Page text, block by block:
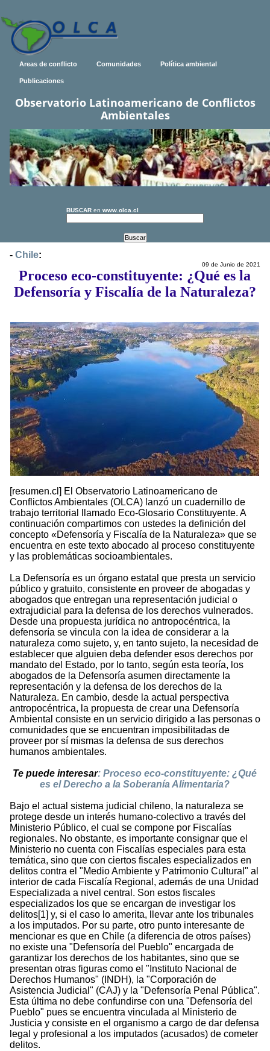
Areas de conflicto Comunidades Política ambiental
Publicaciones
Observatorio Latinoamericano de Conflictos
Ambientales
BUSCAR en www.olca.cl
- Chile:
09 de Junio de 2021
Proceso eco-constituyente: ¿Qué es la
Defensoría y Fiscalía de la Naturaleza?
[resumen.cl] El Observatorio Latinoamericano de
Conflictos Ambientales (OLCA) lanzó un cuadernillo de
trabajo territorial llamado Eco-Glosario Constituyente. A
continuación compartimos con ustedes la definición del
concepto «Defensoría y Fiscalía de la Naturaleza» que se
encuentra en este texto abocado al proceso constituyente
y las problemáticas socioambientales.
La Defensoría es un órgano estatal que presta un servicio
público y gratuito, consistente en proveer de abogadas y
abogados que entregan una representación judicial o
extrajudicial para la defensa de los derechos vulnerados.
Desde una propuesta jurídica no antropocéntrica, la
defensoría se vincula con la idea de considerar a la
naturaleza como sujeto, y, en tanto sujeto, la necesidad de
establecer que alguien deba defender esos derechos por
mandato del Estado, por lo tanto, según esta teoría, los
abogados de la Defensoría asumen directamente la
representación y la defensa de los derechos de la
Naturaleza. En cambio, desde la actual perspectiva
antropocéntrica, la propuesta de crear una Defensoría
Ambiental consiste en un servicio dirigido a las personas o
comunidades que se encuentran imposibilitadas de
proveer por sí mismas la defensa de sus derechos
humanos ambientales.
Te puede interesar: Proceso eco-constituyente: ¿Qué
es el Derecho a la Soberanía Alimentaria?
Bajo el actual sistema judicial chileno, la naturaleza se
protege desde un interés humano-colectivo a través del
Ministerio Público, el cual se compone por Fiscalías
regionales. No obstante, es importante consignar que el
Ministerio no cuenta con Fiscalías especiales para esta
temática, sino que con ciertos fiscales especializados en
delitos contra el "Medio Ambiente y Patrimonio Cultural" al
interior de cada Fiscalía Regional, además de una Unidad
Especializada a nivel central. Son estos fiscales
especializados los que se encargan de investigar los
delitos[1] y, si el caso lo amerita, llevar ante los tribunales
a los imputados. Por su parte, otro punto interesante de
mencionar es que en Chile (a diferencia de otros países)
no existe una "Defensoría del Pueblo" encargada de
garantizar los derechos de los habitantes, sino que se
presentan otras figuras como el "Instituto Nacional de
Derechos Humanos" (INDH), la "Corporación de
Asistencia Judicial" (CAJ) y la "Defensoría Penal Pública".
Esta última no debe confundirse con una "Defensoría del
Pueblo" pues se encuentra vinculada al Ministerio de
Justicia y consiste en el organismo a cargo de dar defensa
legal y profesional a los imputados (acusados) de cometer
delitos.